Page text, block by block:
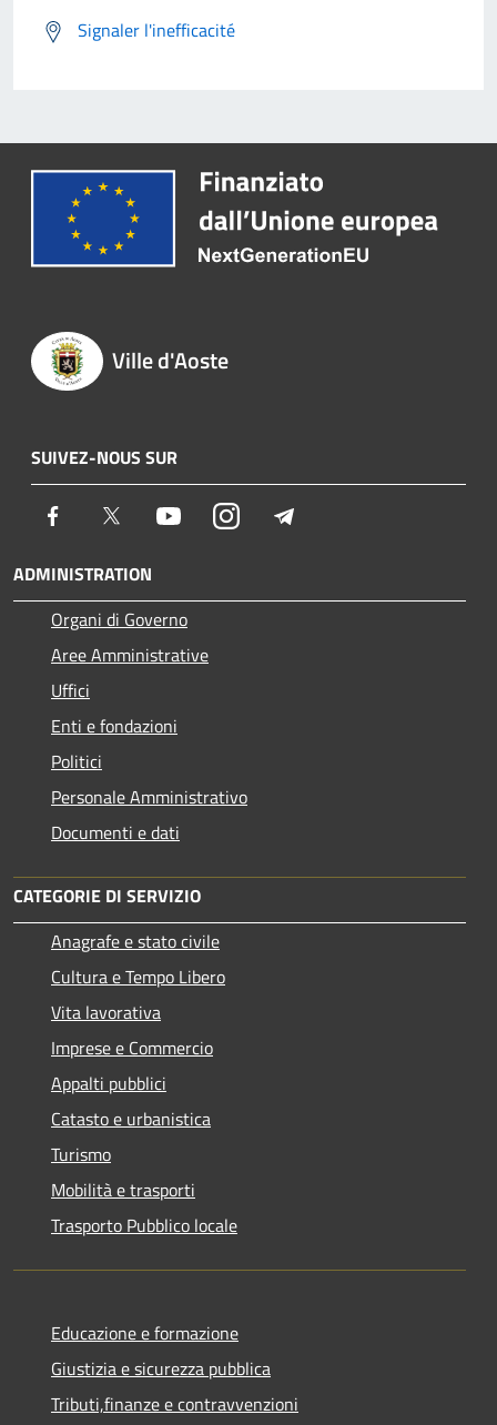
Signaler l'inefficacité
Ville d'Aoste
SUIVEZ-NOUS SUR
Facebook Twitter YoutubeInstagram
ADMINISTRATION
Organi di Governo
Aree Amministrative
Uffici
Enti e fondazioni
Politici
Personale Amministrativo
Documenti e dati
CATEGORIE DI SERVIZIO
Anagrafe e stato civile
Cultura e Tempo Libero
Vita lavorativa
Imprese e Commercio
Appalti pubblici
Catasto e urbanistica
Turismo
Mobilità e trasporti
Trasporto Pubblico locale
Educazione e formazione
Giustizia e sicurezza pubblica
Tributi,finanze e contravvenzioni